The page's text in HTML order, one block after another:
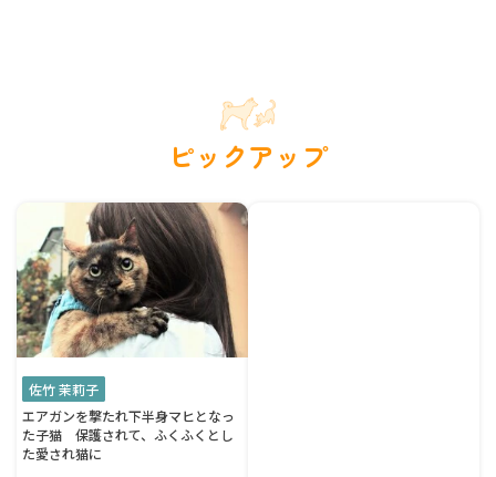
ピックアップ
佐竹 茉莉子
エアガンを撃たれ下半身マヒとなっ
た子猫 保護されて、ふくふくとし
た愛され猫に